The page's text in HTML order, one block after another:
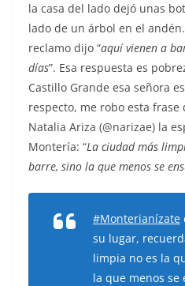
la casa del lado dejó unas
lado de un árbol en el
reclamo dijo “aquí vienen a
días”. Esa respuesta es
Castillo Grande esa señora
respecto, me robo esta
Natalia Ariza (@narizae) la
Montería: “La ciudad más
barre, sino la que menos se
#Monterianízate
su lugar,
limpia no es la
la que menos se